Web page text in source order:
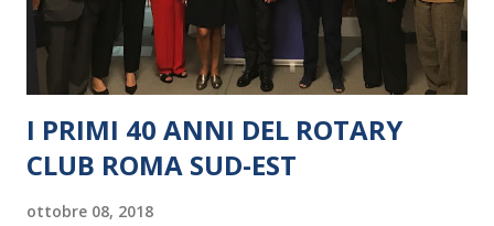
I PRIMI 40 ANNI DEL ROTARY
CLUB ROMA SUD-EST
ottobre 08, 2018